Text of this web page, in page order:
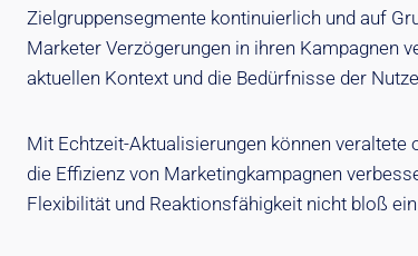
Zielgruppensegmente kontinuierlich und auf
Marketer Verzögerungen in ihren Kampagnen
aktuellen Kontext und die Bedürfnisse der
Mit Echtzeit-Aktualisierungen können
die Effizienz von Marketingkampagnen
Flexibilität und Reaktionsfähigkeit nicht bloß